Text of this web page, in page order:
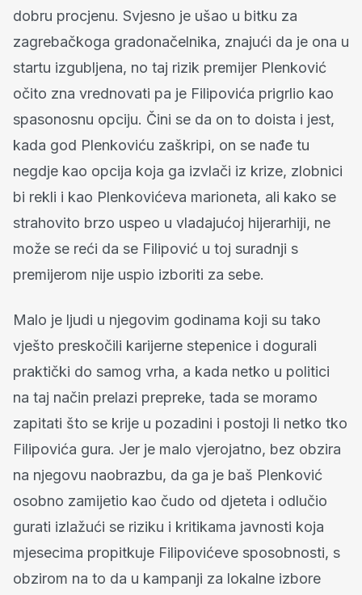
dobru procjenu. Svjesno je ušao u bitku za
zagrebačkoga gradonačelnika, znajući da je ona u
startu izgubljena, no taj rizik premijer Plenković
očito zna vrednovati pa je Filipovića prigrlio kao
spasonosnu opciju. Čini se da on to doista i jest,
kada god Plenkoviću zaškripi, on se nađe tu
negdje kao opcija koja ga izvlači iz krize, zlobnici
bi rekli i kao Plenkovićeva marioneta, ali kako se
strahovito brzo uspeo u vladajućoj hijerarhiji, ne
može se reći da se Filipović u toj suradnji s
premijerom nije uspio izboriti za sebe.
Malo je ljudi u njegovim godinama koji su tako
vješto preskočili karijerne stepenice i dogurali
praktički do samog vrha, a kada netko u politici
na taj način prelazi prepreke, tada se moramo
zapitati što se krije u pozadini i postoji li netko tko
Filipovića gura. Jer je malo vjerojatno, bez obzira
na njegovu naobrazbu, da ga je baš Plenković
osobno zamijetio kao čudo od djeteta i odlučio
gurati izlažući se riziku i kritikama javnosti koja
mjesecima propitkuje Filipovićeve sposobnosti, s
obzirom na to da u kampanji za lokalne izbore